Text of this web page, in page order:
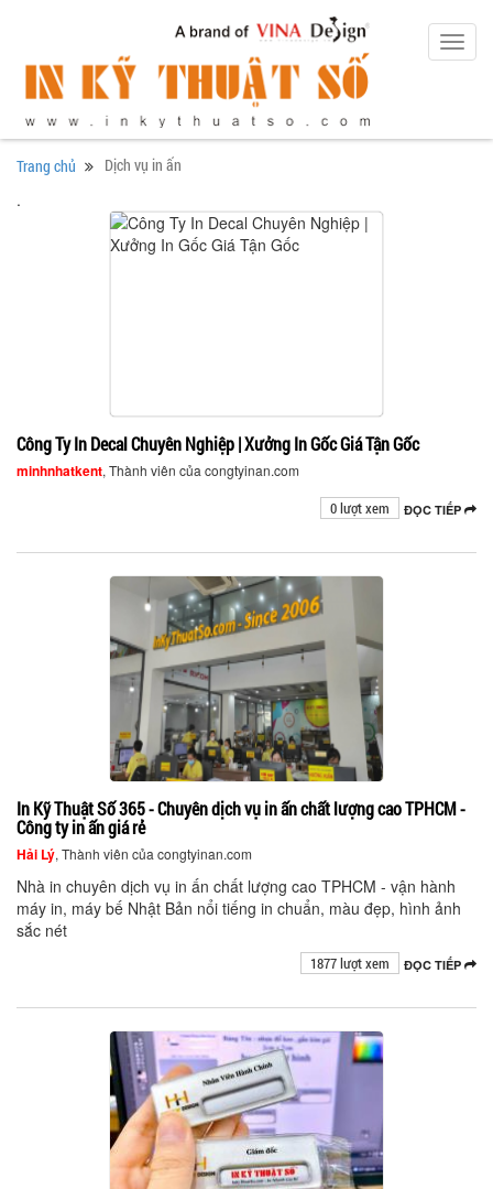
Trang chủ Dịch vụ in ấn
.
Công Ty In Decal Chuyên Nghiệp | Xưởng In Gốc Giá Tận Gốc
minhnhatkent, Thành viên của congtyinan.com
ĐỌC TIẾP
0 lượt xem
In Kỹ Thuật Số 365 - Chuyên dịch vụ in ấn chất lượng cao TPHCM -
Công ty in ấn giá rẻ
Hải Lý, Thành viên của congtyinan.com
Nhà in chuyên dịch vụ in ấn chất lượng cao TPHCM - vận hành
máy in, máy bế Nhật Bản nổi tiếng in chuẩn, màu đẹp, hình ảnh
sắc nét
ĐỌC TIẾP
1877 lượt xem